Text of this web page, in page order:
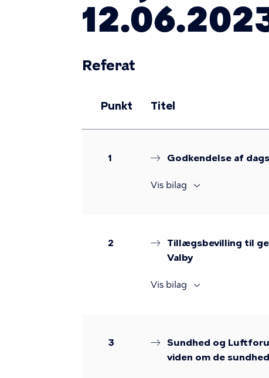
Referat
Punkt Titel
1 Godkendelse af
Vis bilag
2
Tillægsbevilling til
Valby
Vis bilag
3
Sundhed og
viden om de